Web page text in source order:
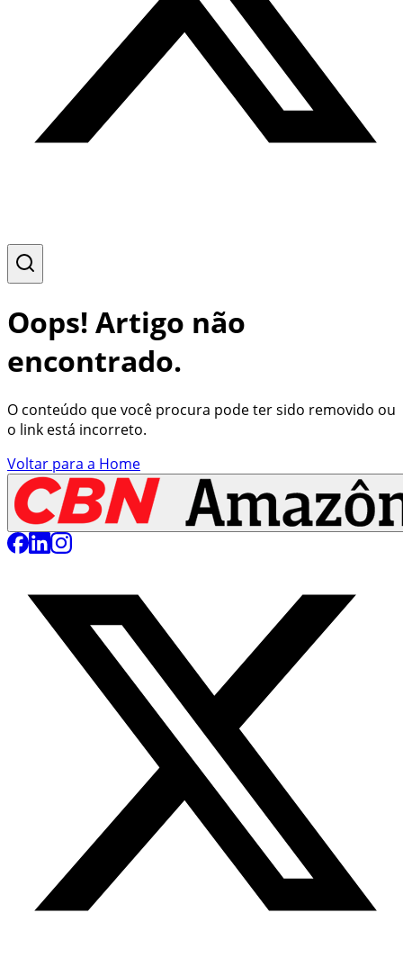
Oops! Artigo não
encontrado.
O conteúdo que você procura pode ter sido removido ou
o link está incorreto.
Voltar para a Home